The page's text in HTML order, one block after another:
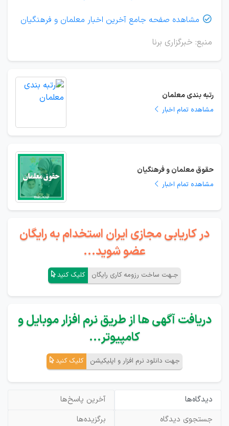
 مشاهده صفحه جامع آخرین اخبار معلمان و فرهنگیان
منبع: خبرگزاری برنا
رتبه بندی معلمان
مشاهده تمام اخبار
حقوق معلمان و فرهنگیان
مشاهده تمام اخبار
در کاریابی مجازی ایران استخدام به رایگان
عضو شوید...
جـهت ساخت رزومه کاری رایگان کلیک کنید
دریافت آگهی ها از طریق نرم افزار موبایل و
کامپیوتر...
جهت دانلود نرم افزار و اپلیکیشن کلیک کنید
دیدگاه‌ها
آخرین پاسخ‌ها
جستجوی دیدگاه
برگزیده‌ها